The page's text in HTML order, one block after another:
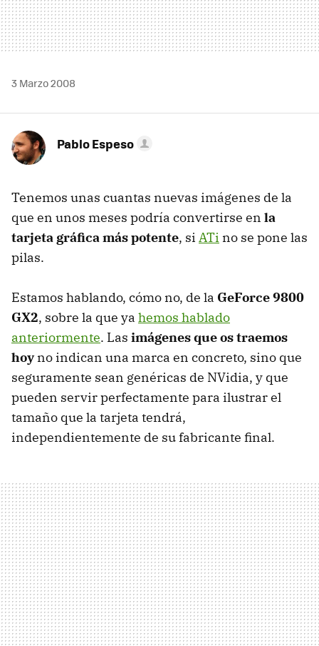
3 Marzo 2008
Pablo Espeso
Tenemos unas cuantas nuevas imágenes de la
que en unos meses podría convertirse en la
tarjeta gráfica más potente, si ATi no se pone las
pilas.
Estamos hablando, cómo no, de la GeForce 9800
GX2, sobre la que ya hemos hablado
anteriormente. Las imágenes que os traemos
hoyno indican una marca en concreto, sino que
seguramente sean genéricas de NVidia, y que
pueden servir perfectamente para ilustrar el
tamaño que la tarjeta tendrá,
independientemente de su fabricante final.